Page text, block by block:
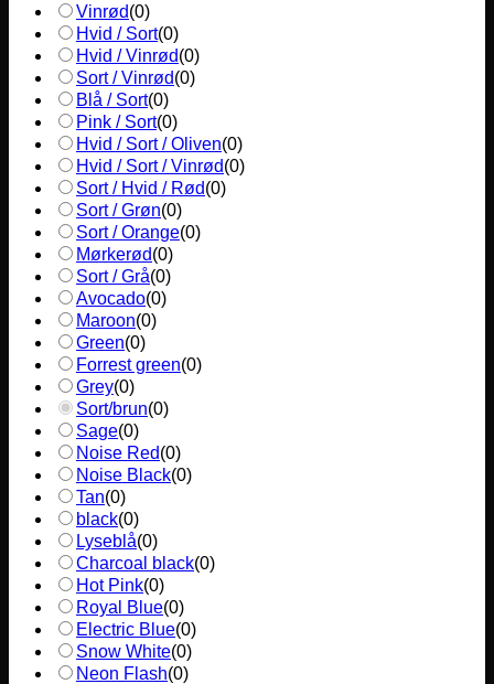
Vinrød(0)
Hvid / Sort(0)
Hvid / Vinrød(0)
Sort / Vinrød(0)
Blå / Sort(0)
Pink / Sort(0)
Hvid / Sort / Oliven(0)
Hvid / Sort / Vinrød(0)
Sort / Hvid / Rød(0)
Sort / Grøn(0)
Sort / Orange(0)
Mørkerød(0)
Sort / Grå(0)
Avocado(0)
Maroon(0)
Green(0)
Forrest green(0)
Grey(0)
Sort/brun(0)
Sage(0)
Noise Red(0)
Noise Black(0)
Tan(0)
black(0)
Lyseblå(0)
Charcoal black(0)
Hot Pink(0)
Royal Blue(0)
Electric Blue(0)
Snow White(0)
Neon Flash(0)